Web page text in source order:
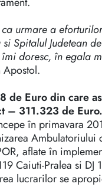
urmare a
Spitalul Judetean
doresc, în egala
Apostol.
Euro din care
– 311.323 de Euro.
în primavara
Ambulatoriului
aflate în
Caiuti-Pralea si
lucrarilor se